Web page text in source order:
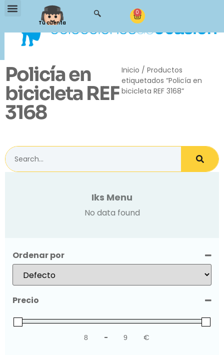
Tu cuenta
0
Policía en
bicicleta REF
3168
Inicio / Productos
etiquetados “Policía en
bicicleta REF 3168”
Iks Menu
No data found
Ordenar por
Sort Products
Precio
Minimum Price
- Maximum Price
€